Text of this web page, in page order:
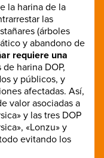
la harina de la
las
(árboles
y abandono de
requiere una
harina DOP,
y públicos, y
afectadas. Así,
valor asociadas a
y las tres DOP
«Lonzu» y
evitando los